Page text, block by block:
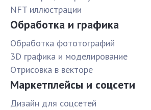
NFT иллюстрации
Обработка и графика
Обработка фототографий
3D графика и моделирование
Отрисовка в векторе
Маркетплейсы и соцсети
Дизайн для соцсетей